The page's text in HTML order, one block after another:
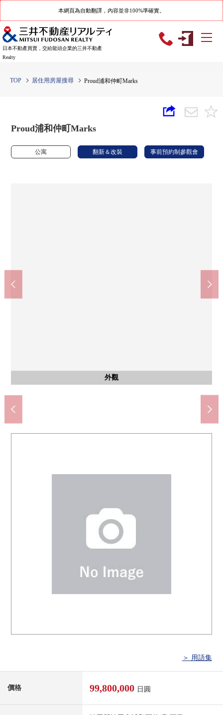
本網頁為自動翻譯，內容並非100%準確實。
日本不動產買賣，交給龍頭企業的三井不動產
Realty
TOP 居住用房屋搜尋 Proud浦和仲町Marks
Proud浦和仲町Marks
公寓 翻新＆改裝 事前預約制參觀會
外觀
客廳
客廳
客廳
客廳
客廳
客廳
客廳
廚房
廚房
室內
約4.6張塌塌米西式房間
室內
約4.6張塌塌米西式房間
公共汽車
洗臉
洗臉
廁所
風景
陽台
門口
門口
門口
入口
大廳
入口
大廳
入口
共有部分
邸宅名牌
外觀
外觀
外觀
埼玉市立仲町小學(約1100m)
埼玉市立常盤中學(約2410m)
Inageya浦和tokiwa店(約770m)
鬆本清matsukiyoLAB浦和高砂商店(約740m)
杉藥房浦和高砂商店(約930m)
Lawson商店100浦和高砂商店(約150m)
全家便利店埼玉縣政府商店(約540m)
伊勢丹浦和商店(約840m)
＞ 用語集
價格 99,800,000 日圓